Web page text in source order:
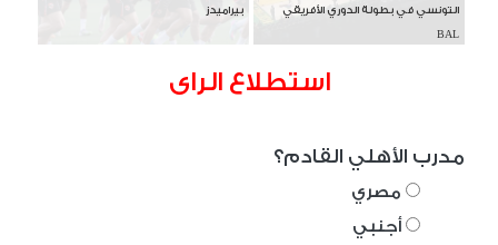
التونسي في بطولة الدوري الأفريقي
BAL
بيراميدز
استطلاع الراى
مدرب الأهلي القادم؟
مصري
أجنبي